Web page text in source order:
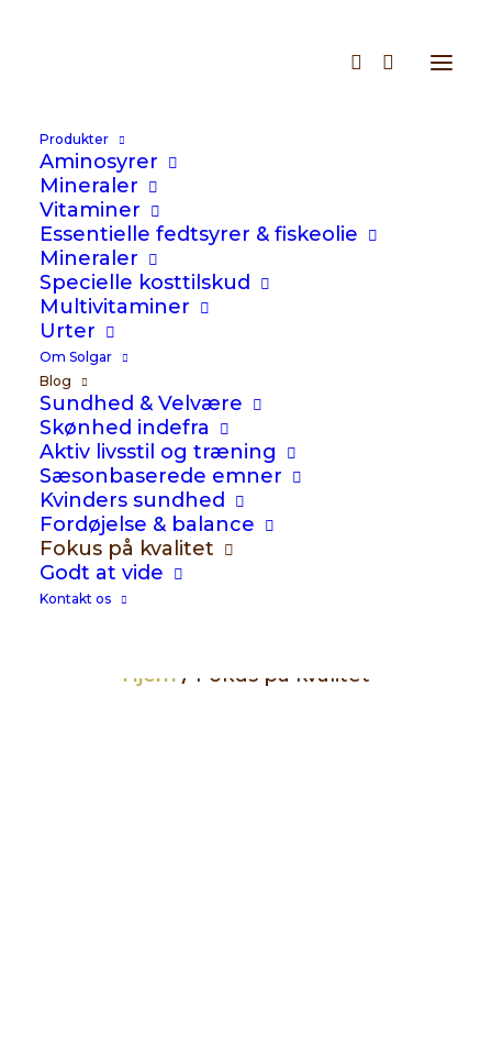
Produkter
Aminosyrer
Mineraler
Vitaminer
Essentielle fedtsyrer & fiskeolie
Mineraler
Specielle kosttilskud
Multivitaminer
Urter
Om Solgar
Blog
Sundhed & Velvære
Skønhed indefra
Aktiv livsstil og træning
Sæsonbaserede emner
Kvinders sundhed
Fordøjelse & balance
Fokus på kvalitet
Godt at vide
Kontakt os
Fokus på kvalitet
I kategorien Kvalitet og ansvarlig
ernæring finder du artikler om, hvordan
kosttilskud udvikles, testes og
produceres. Læs om Solgars fokus på
kvalitetsråvarer, forskning, produktion i
små partier og de faktorer, du bør være
opmærksom på, når du vælger
kosttilskud.
Hjem / Fokus på kvalitet